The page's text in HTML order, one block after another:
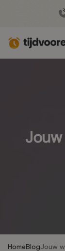
HomeBlogJouw